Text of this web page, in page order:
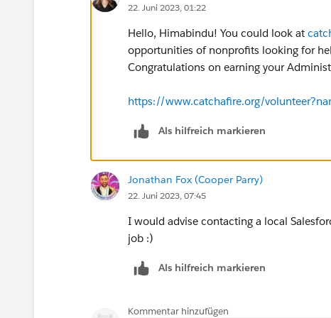
22. Juni 2023, 01:22
Hello, Himabindu! You could look at
opportunities of nonprofits looking for
Congratulations on earning your
https://www.catchafire.org/
Als hilfreich markieren
Jonathan Fox (Cooper Parry)
22. Juni 2023, 07:45
I would advise contacting a local
job :)
Als hilfreich markieren
Kommentar hinzufügen